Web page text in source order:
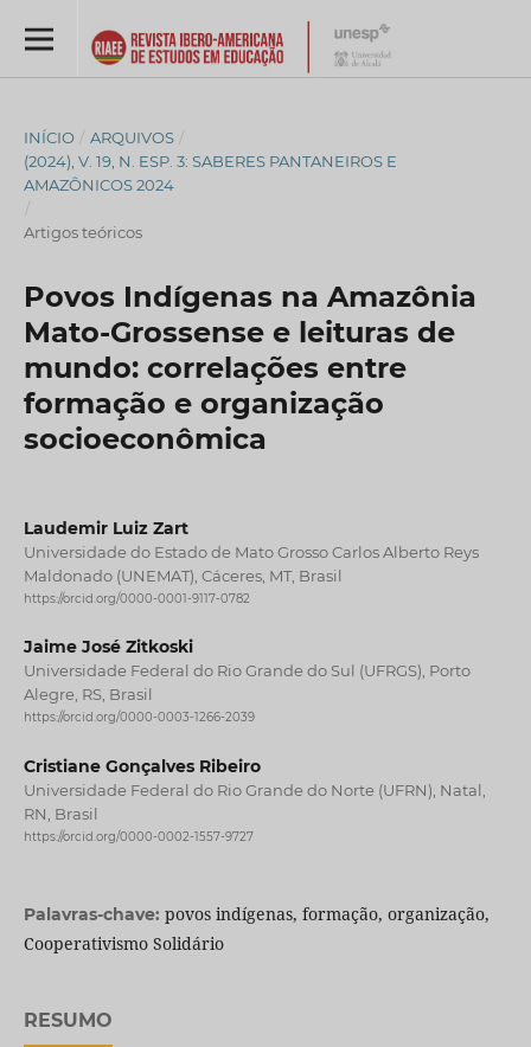
INÍCIO / ARQUIVOS /
(2024), V. 19, N. ESP. 3: SABERES PANTANEIROS E
AMAZÔNICOS 2024
/
Artigos teóricos
Povos Indígenas na Amazônia
Mato-Grossense e leituras de
mundo: correlações entre
formação e organização
socioeconômica
Laudemir Luiz Zart
Universidade do Estado de Mato Grosso Carlos Alberto Reys
Maldonado (UNEMAT), Cáceres, MT, Brasil
https://orcid.org/0000-0001-9117-0782
Jaime José Zitkoski
Universidade Federal do Rio Grande do Sul (UFRGS), Porto
Alegre, RS, Brasil
https://orcid.org/0000-0003-1266-2039
Cristiane Gonçalves Ribeiro
Universidade Federal do Rio Grande do Norte (UFRN), Natal,
RN, Brasil
https://orcid.org/0000-0002-1557-9727
Palavras-chave: povos indígenas, formação, organização,
Cooperativismo Solidário
RESUMO